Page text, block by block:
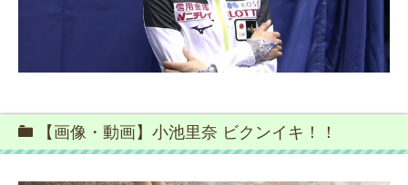
【画像・動画】小池里奈 ビクンイキ！！